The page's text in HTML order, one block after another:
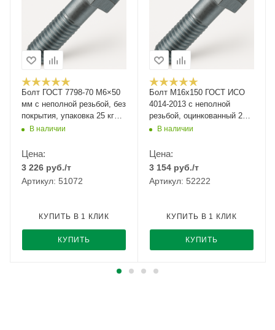
Болт ГОСТ 7798-70 М6×50
мм с неполной резьбой, без
покрытия, упаковка 25 кг
РМЗВ наличии
Цена:
3 226 руб./т
Артикул: 51072
КУПИТЬ
КУПИТЬ В 1 КЛИК
Болт М16x150 ГОСТ ИСО
4014-2013 с неполной
резьбой, оцинкованный 20кг
Т
В наличии
Цена:
3 154 руб./т
Артикул: 52222
КУПИТЬ
КУПИТЬ В 1 КЛИК